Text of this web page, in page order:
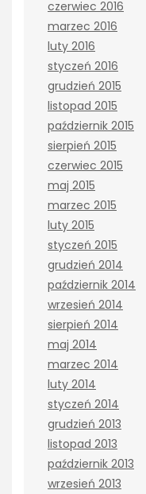
czerwiec 2016
marzec 2016
luty 2016
styczeń 2016
grudzień 2015
listopad 2015
październik 2015
sierpień 2015
czerwiec 2015
maj 2015
marzec 2015
luty 2015
styczeń 2015
grudzień 2014
październik 2014
wrzesień 2014
sierpień 2014
maj 2014
marzec 2014
luty 2014
styczeń 2014
grudzień 2013
listopad 2013
październik 2013
wrzesień 2013